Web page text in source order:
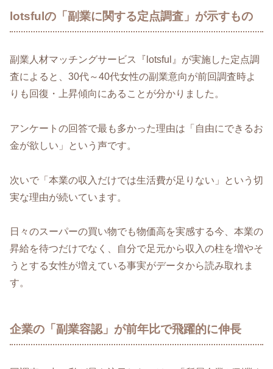
lotsfulの「副業に関する定点調査」が示すもの
副業人材マッチングサービス『lotsful』が実施した定点調
査によると、30代～40代女性の副業意向が前回調査時よ
りも回復・上昇傾向にあることが分かりました。
アンケートの回答で最も多かった理由は「自由にできるお
金が欲しい」という声です。
次いで「本業の収入だけでは生活費が足りない」という切
実な理由が続いています。
日々のスーパーの買い物でも物価高を実感する今、本業の
昇給を待つだけでなく、自分で足元から収入の柱を増やそ
うとする女性が増えている事実がデータから読み取れま
す。
企業の「副業容認」が前年比で飛躍的に伸長